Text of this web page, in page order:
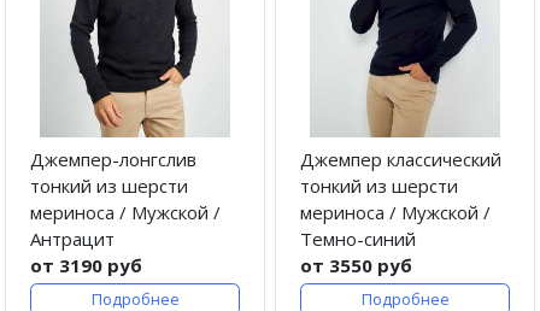
Джемпер-лонгслив
тонкий из шерсти
мериноса / Мужской /
Антрацит
от 3190 руб
Подробнее
Джемпер классический
тонкий из шерсти
мериноса / Мужской /
Темно-синий
от 3550 руб
Подробнее